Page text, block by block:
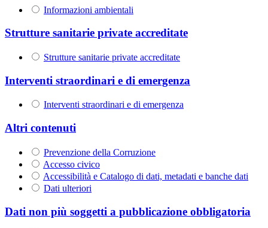
Informazioni ambientali
Strutture sanitarie private accreditate
Strutture sanitarie private accreditate
Interventi straordinari e di emergenza
Interventi straordinari e di emergenza
Altri contenuti
Prevenzione della Corruzione
Accesso civico
Accessibilità e Catalogo di dati, metadati e banche dati
Dati ulteriori
Dati non più soggetti a pubblicazione obbligatoria